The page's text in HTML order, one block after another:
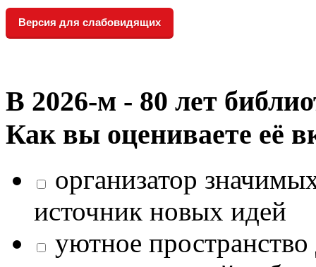
Версия для слабовидящих
В 2026‑м - 80 лет
Как вы оцениваете её
организатор
источник новых идей
уютное